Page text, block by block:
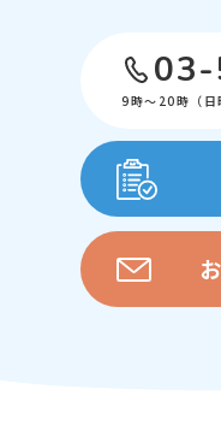
9時～20時（日